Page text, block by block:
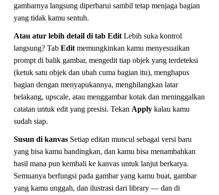
gambarnya langsung diperbarui sambil tetap menjaga bagian
yang tidak kamu sentuh.
Atau atur lebih detail di tab Edit Lebih suka kontrol
langsung? Tab Edit memungkinkan kamu menyesuaikan
prompt di balik gambar, mengedit tiap objek yang terdeteksi
(ketuk satu objek dan ubah cuma bagian itu), menghapus
bagian dengan menyapukannya, menghilangkan latar
belakang, upscale, atau menggambar kotak dan meninggalkan
catatan untuk edit yang presisi. Tekan Apply kalau kamu
sudah siap.
Susun di kanvas Setiap editan muncul sebagai versi baru
yang bisa kamu bandingkan, dan kamu bisa menambahkan
hasil mana pun kembali ke kanvas untuk lanjut berkarya.
Semuanya berfungsi pada gambar yang kamu buat, gambar
yang kamu unggah, dan ilustrasi dari library — dan di